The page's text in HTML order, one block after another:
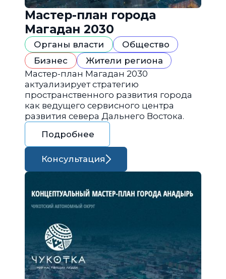
Мастер-план города
Магадан 2030
Органы власти
Общество
Бизнес
Жители региона
Мастер-план Магадан 2030
актуализирует стратегию
пространственного развития города
как ведущего сервисного центра
развития севера Дальнего Востока.
Подробнее
Консультация